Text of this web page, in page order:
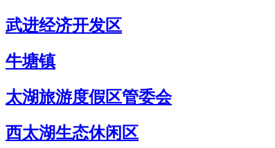
武进经济开发区
牛塘镇
太湖旅游度假区管委会
西太湖生态休闲区